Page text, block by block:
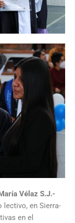
Vélaz S.J.-
lectivo, en Sierra-
en el